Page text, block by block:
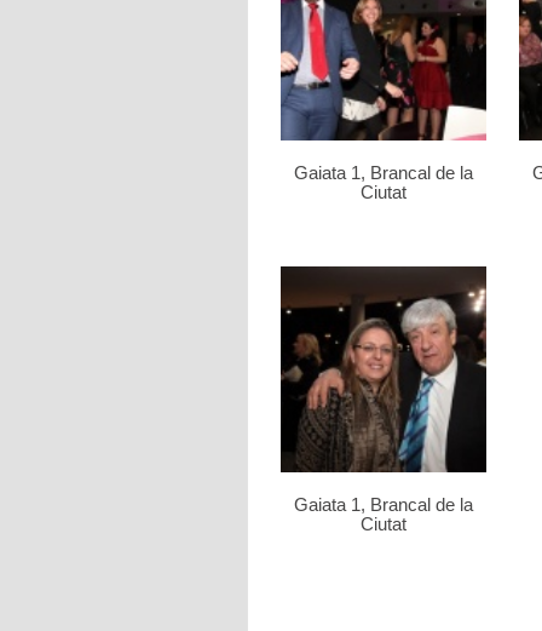
Gaiata 1, Brancal de la
Ciutat
Gaiata 1, Brancal de la
Ciutat